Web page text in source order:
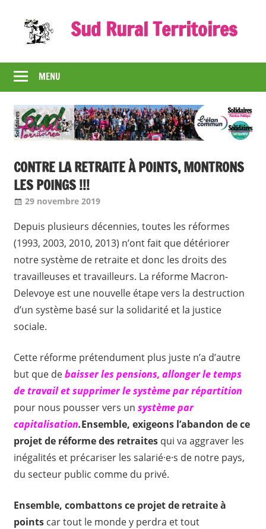
content
Sud Rural Territoires
syndicat
qui
et
qui
MENU
CONTRE LA RETRAITE À POINTS, MONTRONS
LES POINGS !!!
29 novembre 2019
Depuis plusieurs décennies, toutes les réformes
(1993, 2003, 2010, 2013) n’ont fait que détériorer
notre système de retraite et donc les droits des
travailleuses et travailleurs. La réforme Macron-
Delevoye est une nouvelle étape vers la destruction
d’un système basé sur la solidarité et la justice
sociale.
Cette réforme prétendument plus juste n’a d’autre
but que de baisser les pensions, allonger le temps
de travail etsupprimerle système par répartition
pour nous pousser vers un système par
capitalisation.Ensemble, exigeonsl’abandon de ce
projet de réforme des retraitesqui va aggraver les
inégalités et précariser les salarié·e·s de notre pays,
du secteur public comme du privé.
Ensemble, combattons ce projet de retraiteà
pointscar tout le monde y perdra et tout